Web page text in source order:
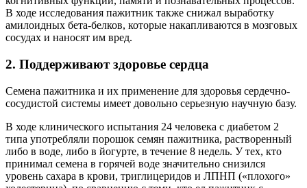
В ходе исследования пажитник также снижал выработку
амилоидных бета-белков, которые накапливаются в мозговых
сосудах и наносят им вред.
2. Поддерживают здоровье сердца
Семена пажитника и их применение для здоровья сердечно-
сосудистой системы имеет довольно серьезную научную базу.
В ходе клинического испытания 24 человека с диабетом 2
типа употребляли порошок семян пажитника, растворенный
либо в воде, либо в йогурте, в течение 8 недель. У тех, кто
принимал семена в горячей воде значительно снизился
уровень сахара в крови, триглицеридов и ЛПНП («плохого»